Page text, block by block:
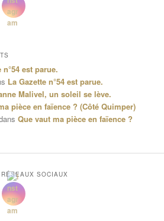
n°54 est parue.
La Gazette n°54 est parue.
Malivel, un soleil se lève.
pièce en faïence ? (Côté Quimper)
Que vaut ma pièce en faïence ?
SOCIAUX